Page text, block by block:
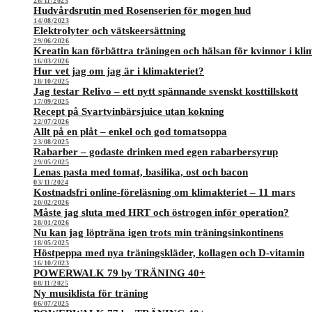
Hudvårdsrutin med Rosenserien för mogen hud
14/08/2023
Elektrolyter och vätskeersättning
29/06/2026
Kreatin kan förbättra träningen och hälsan för kvinnor i
16/03/2026
Hur vet jag om jag är i klimakteriet?
18/10/2025
Jag testar Relivo – ett nytt spännande svenskt kosttillskott
17/09/2025
Recept på Svartvinbärsjuice utan kokning
22/07/2026
Allt på en plåt – enkel och god tomatsoppa
23/08/2025
Rabarber – godaste drinken med egen rabarbersyrup
29/05/2025
Lenas pasta med tomat, basilika, ost och bacon
03/11/2024
Kostnadsfri online-föreläsning om klimakteriet – 11 mars
20/02/2026
Måste jag sluta med HRT och östrogen inför operation?
28/01/2026
Nu kan jag löpträna igen trots min träningsinkontinens
18/05/2025
Höstpeppa med nya träningskläder, kollagen och D-vitamin
16/10/2023
POWERWALK 79 by TRÄNING 40+
08/11/2025
Ny musiklista för träning
06/07/2025